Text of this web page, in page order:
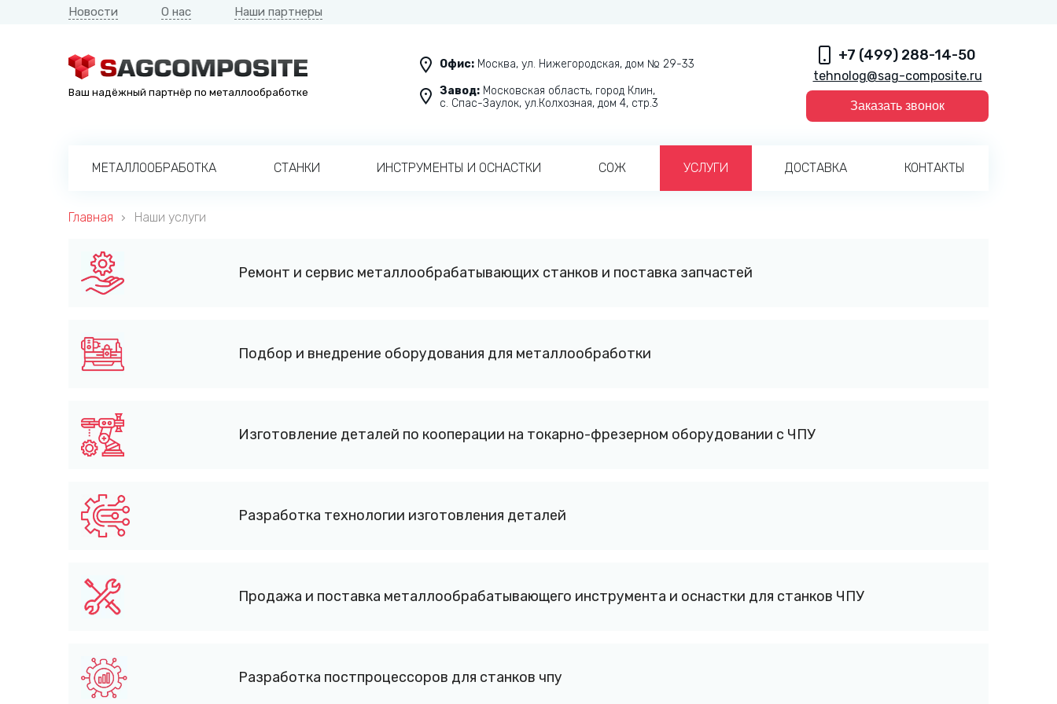
Новости О нас Наши партнеры
Ваш надёжный партнёр по металлообработке
Офис: Москва, ул. Нижегородская, дом № 29-33
Завод: Московская область, город Клин,
с. Спас-Заулок, ул.Колхозная, дом 4, стр.3
+7 (499) 288-14-50
tehnolog@sag-composite.ru
Заказать звонок
МЕТАЛЛООБРАБОТКА СТАНКИ ИНСТРУМЕНТЫ И ОСНАСТКИ СОЖ УСЛУГИ ДОСТАВКА КОНТАКТЫ
Главная Наши услуги
Ремонт и сервис металлообрабатывающих станков и поставка запчастей
Подбор и внедрение оборудования для металлообработки
Изготовление деталей по кооперации на токарно-фрезерном оборудовании с ЧПУ
Разработка технологии изготовления деталей
Продажа и поставка металлообрабатывающего инструмента и оснастки для станков ЧПУ
Разработка постпроцессоров для станков чпу